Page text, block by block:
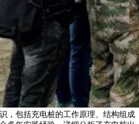
，包括充电桩的工作原理、结构组成